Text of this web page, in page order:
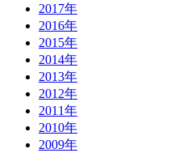
2017年
2016年
2015年
2014年
2013年
2012年
2011年
2010年
2009年